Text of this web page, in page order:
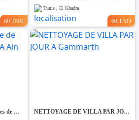
60 TND
Tunis , El Khadra
60 TND
La Meilleure societe de Femmes de Ménage A Ain zaghouane NETTOYAGE DE VILLA PAR JOUR A Gammarth